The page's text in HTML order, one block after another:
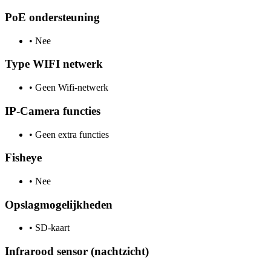
PoE ondersteuning
• Nee
Type WIFI netwerk
• Geen Wifi-netwerk
IP-Camera functies
• Geen extra functies
Fisheye
• Nee
Opslagmogelijkheden
• SD-kaart
Infrarood sensor (nachtzicht)